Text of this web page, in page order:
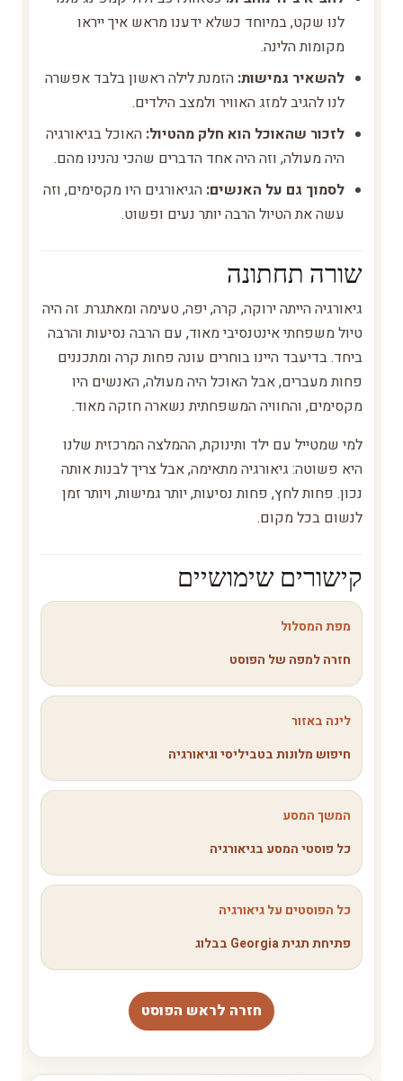
לנו שקט, במיוחד כשלא ידענו מראש איך ייראו
מקומות הלינה.
להשאיר גמישות: הזמנת לילה ראשון בלבד אפשרה
לנו להגיב למזג האוויר ולמצב הילדים.
לזכור שהאוכל הוא חלק מהטיול: האוכל בגיאורגיה
היה מעולה, וזה היה אחד הדברים שהכי נהנינו מהם.
לסמוך גם על האנשים: הגיאורגים היו מקסימים, וזה
עשה את הטיול הרבה יותר נעים ופשוט.
שורה תחתונה
גיאורגיה הייתה ירוקה, קרה, יפה, טעימה ומאתגרת. זה היה
טיול משפחתי אינטנסיבי מאוד, עם הרבה נסיעות והרבה
ביחד. בדיעבד היינו בוחרים עונה פחות קרה ומתכננים
פחות מעברים, אבל האוכל היה מעולה, האנשים היו
מקסימים, והחוויה המשפחתית נשארה חזקה מאוד.
למי שמטייל עם ילד ותינוקת, ההמלצה המרכזית שלנו
היא פשוטה: גיאורגיה מתאימה, אבל צריך לבנות אותה
נכון. פחות לחץ, פחות נסיעות, יותר גמישות, ויותר זמן
לנשום בכל מקום.
קישורים שימושיים
מפת המסלול
חזרה למפה של הפוסט
לינה באזור
חיפוש מלונות בטביליסי וגיאורגיה
המשך המסע
כל פוסטי המסע בגיאורגיה
כל הפוסטים על גיאורגיה
פתיחת תגית Georgia בבלוג
חזרה לראש הפוסט